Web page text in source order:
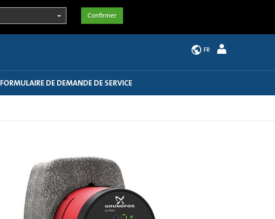
FR
FORMULAIRE DE DEMANDE DE SERVICE